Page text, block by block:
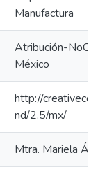
Manufactura
Atribución-
México
http://
nd/2.5/mx/
Mtra. Mariela